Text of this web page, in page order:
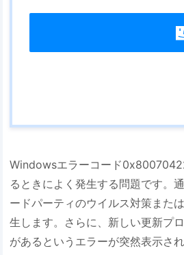
Windowsエラーコード
るときによく発生する問題です。
ードパーティのウイルス対策また
生します。さらに、新しい更新プ
があるというエラーが突然表示さ